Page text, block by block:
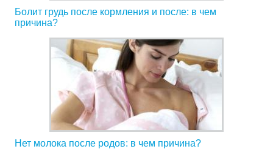
Болит грудь после кормления и после: в чем
причина?
Нет молока после родов: в чем причина?